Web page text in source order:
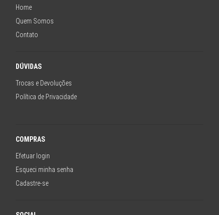
Home
Quem Somos
Contato
DÚVIDAS
Trocas e Devoluções
Política de Privacidade
COMPRAS
Efetuar login
Esqueci minha senha
Cadastre-se